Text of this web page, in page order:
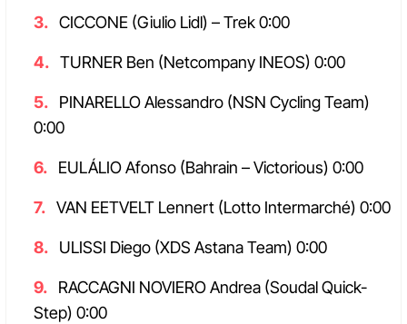
CICCONE (Giulio Lidl) – Trek 0:00
TURNER Ben (Netcompany INEOS) 0:00
PINARELLO Alessandro (NSN Cycling Team)
0:00
EULÁLIO Afonso (Bahrain – Victorious) 0:00
VAN EETVELT Lennert (Lotto Intermarché) 0:00
ULISSI Diego (XDS Astana Team) 0:00
RACCAGNI NOVIERO Andrea (Soudal Quick-
Step) 0:00